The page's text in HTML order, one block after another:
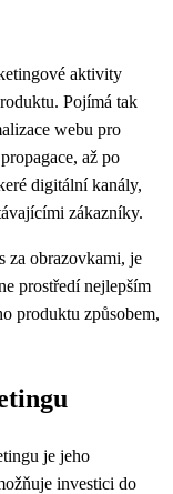
aktivity
Pojímá tak
webu pro
až po
digitální kanály,
zákazníky.
za obrazovkami, je
prostředí nejlepším
produktu způsobem,
je jeho
investici do